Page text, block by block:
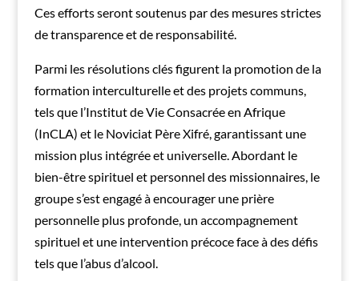
Ces efforts seront soutenus par des mesures strictes
de transparence et de responsabilité.
Parmi les résolutions clés figurent la promotion de la
formation interculturelle et des projets communs,
tels que l’Institut de Vie Consacrée en Afrique
(InCLA) et le Noviciat Père Xifré, garantissant une
mission plus intégrée et universelle. Abordant le
bien-être spirituel et personnel des missionnaires, le
groupe s’est engagé à encourager une prière
personnelle plus profonde, un accompagnement
spirituel et une intervention précoce face à des défis
tels que l’abus d’alcool.